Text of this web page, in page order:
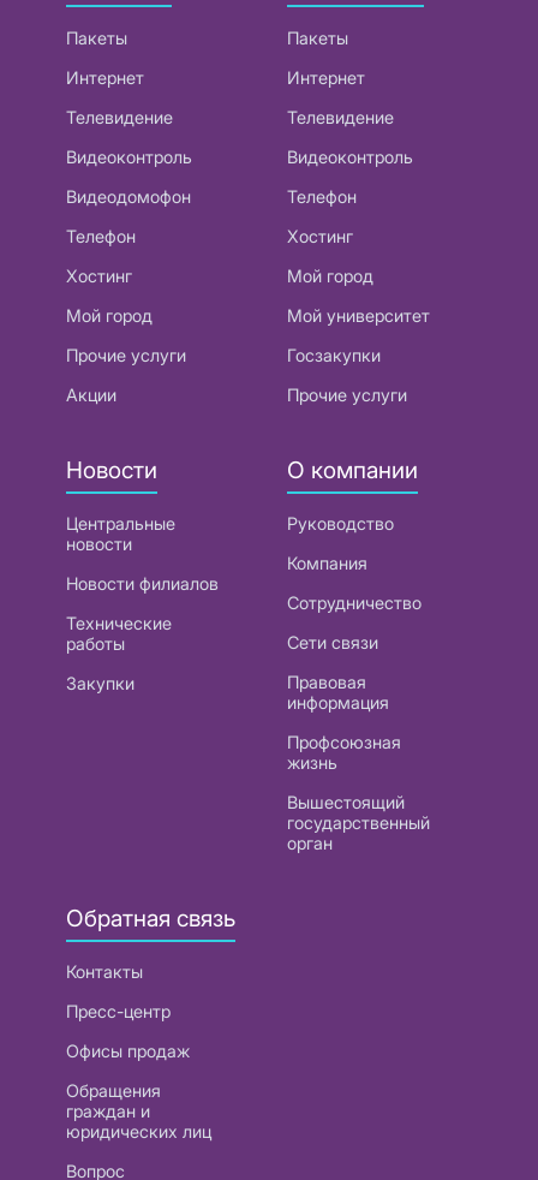
Пакеты
Интернет
Телевидение
Видеоконтроль
Видеодомофон
Телефон
Хостинг
Мой город
Прочие услуги
Акции
Пакеты
Интернет
Телевидение
Видеоконтроль
Телефон
Хостинг
Мой город
Мой университет
Госзакупки
Прочие услуги
Новости
Центральные
новости
Новости филиалов
Технические
работы
Закупки
О компании
Руководство
Компания
Сотрудничество
Сети связи
Правовая
информация
Профсоюзная
жизнь
Вышестоящий
государственный
орган
Обратная связь
Контакты
Пресс-центр
Офисы продаж
Обращения
граждан и
юридических лиц
Вопрос